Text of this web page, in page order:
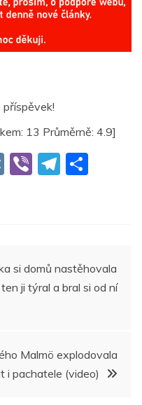
13 Průměrně: 4.9]
V
Vi T
m
si domů nastěhovala
ji týral a bral si od ní
Malmö explodovala
i pachatele (video)